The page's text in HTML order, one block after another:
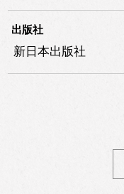
出版社
新日本出版社